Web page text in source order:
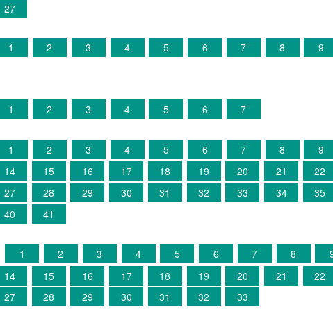
27
1 2 3 4 5 6 7 8 9
1 2 3 4 5 6 7
1 2 3 4 5 6 7 8 9
14 15 16 17 18 19 20 21 22
27 28 29 30 31 32 33 34 35
40 41
1 2 3 4 5 6 7 8
14 15 16 17 18 19 20 21 22
27 28 29 30 31 32 33